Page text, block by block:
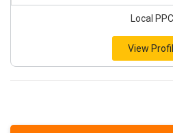
Local
View